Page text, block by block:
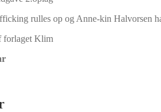
rulles op og Anne-kin Halvorsen
forlaget Klim